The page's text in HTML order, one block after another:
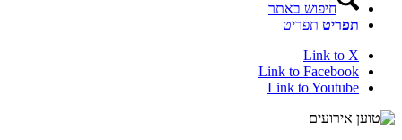
חיפוש באתר
תפריט תפריט
Link to X
Link to Facebook
Link to Youtube